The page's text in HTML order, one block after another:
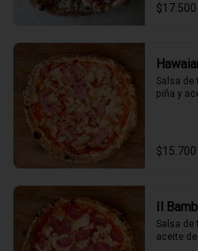
$17.500
Salsa de
piña y
$15.700
Il
Salsa de
aceite